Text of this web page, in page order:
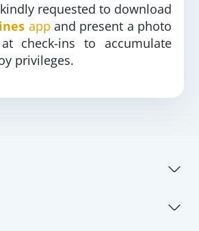
requested to download
app and present a photo
check-ins to accumulate
privileges.